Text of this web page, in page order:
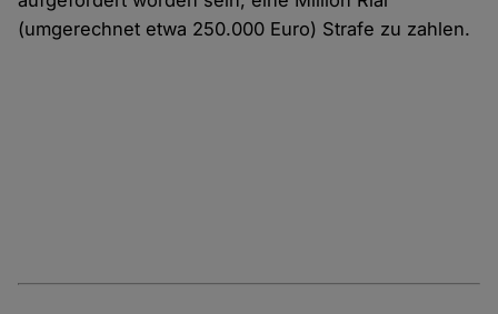
(umgerechnet etwa 250.000 Euro) Strafe zu zahlen.